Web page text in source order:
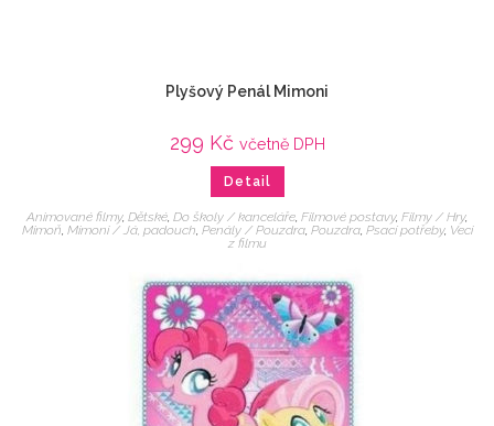
Plyšový Penál Mimoni
299 Kč včetně DPH
Detail
Animované filmy, Dětské Do školy / kanceláře Filmové postavy, Filmy / Hry,
Mimoň Mimoni / Já, padouch Penály / Pouzdra, Pouzdra, Psací potřeby, Veci
z filmu